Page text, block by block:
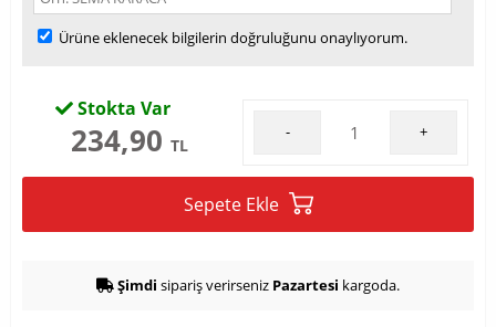
Ürüne eklenecek bilgilerin doğruluğunu onaylıyorum.
Stokta Var
234,90 TL
- +
Sepete Ekle
Şimdi sipariş verirseniz Pazartesi kargoda.